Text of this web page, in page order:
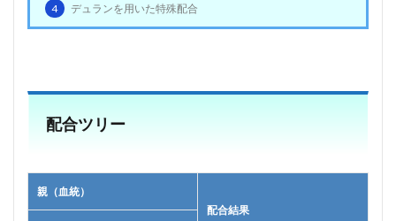
4 デュランを用いた特殊配合
配合ツリー
親（血統）
配合結果